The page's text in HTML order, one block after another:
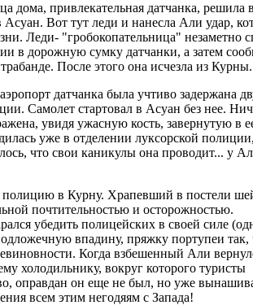
дома, привлекательная датчанка, решила
Асуан. Вот тут леди и нанесла Али удар,
Леди- "гробокопательница" незаметно
в дорожную сумку датчанки, а затем
После этого она исчезла из Курны.
датчанка была учтиво задержана
Самолет стартовал в Асуан без нее.
увидя ужасную кость, завернутую в
уже в отделении луксорской
что свои каникулы она проводит... у
в Курну. Храпевший в постели
почтительностью и осторожностью.
убедить полицейских в своей силе
впадину, пряжку портупеи так,
Когда взбешенный Али
холодильнику, вокруг которого туристы
оправдан он еще не был, но уже
всем этим негодяям с Запада!